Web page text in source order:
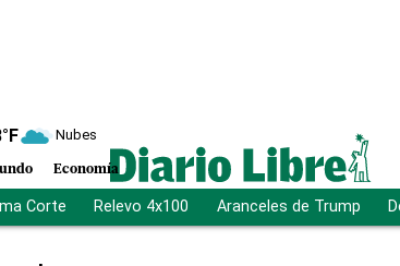
°F Nubes
Economía
Corte Relevo 4x100 Aranceles de Trump